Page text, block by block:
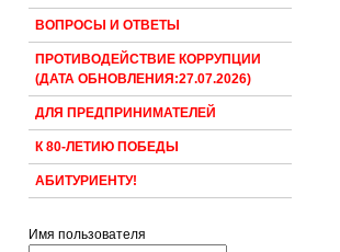
ВОПРОСЫ И ОТВЕТЫ
ПРОТИВОДЕЙСТВИЕ КОРРУПЦИИ
(ДАТА ОБНОВЛЕНИЯ:27.07.2026)
ДЛЯ ПРЕДПРИНИМАТЕЛЕЙ
К 80-ЛЕТИЮ ПОБЕДЫ
АБИТУРИЕНТУ!
Имя пользователя